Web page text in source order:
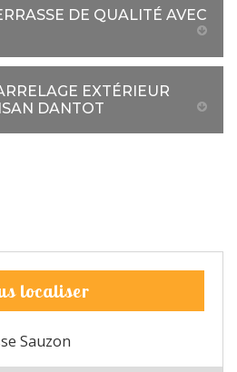
DE QUALITÉ AVEC
EXTÉRIEUR
DANTOT
localiser
Sauzon